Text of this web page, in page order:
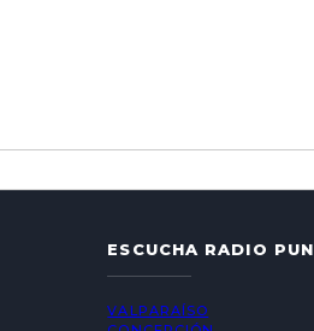
ESCUCHA RADIO
VALPARAÍSO